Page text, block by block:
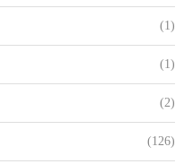
(1)
(1)
(2)
(126)